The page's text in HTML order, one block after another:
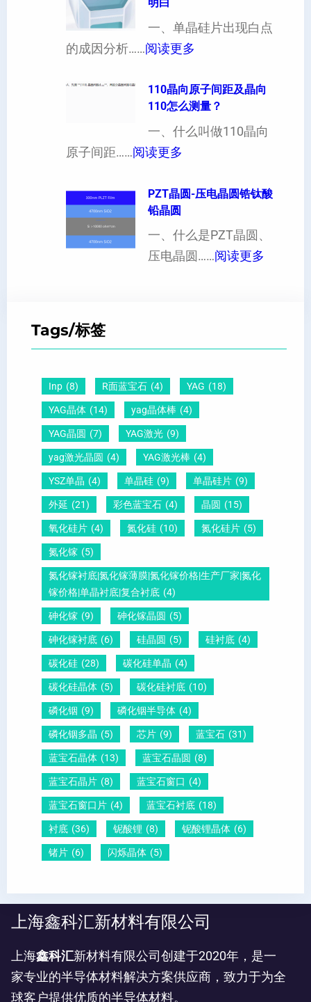
制
（
也
以
定
超
薄
硅
）
向
各
向
度
响
一、单晶硅片出现白点
的成因分析……阅读更多
晶
硅
片
白
或
者
因
？
给
你
说
明
110晶向原子间距及晶向
110怎么测量？
一、什么叫做110晶向
原子间距……阅读更多
1
晶
向
晶
向
1
1
0
怎
？
PZT晶圆-压电晶圆锆钛酸
铅晶圆
一、什么是PZT晶圆、
压电晶圆……阅读更多
晶
Tags/标签
Inp (8) R面蓝宝石 (4) YAG (18)
YAG晶体 (14) yag晶体棒 (4)
YAG晶圆 (7) YAG激光 (9)
yag激光晶圆 (4) YAG激光棒 (4)
YSZ单晶 (4) 单晶硅 (9) 单晶硅片 (9)
外延 (21) 彩色蓝宝石 (4) 晶圆 (15)
氧化硅片 (4) 氮化硅 (10) 氮化硅片 (5)
氮化镓 (5)
氮化镓衬底|氮化镓薄膜|氮化镓价格|生产厂家|氮化
镓价格|单晶衬底|复合衬底 (4)
砷化镓 (9) 砷化镓晶圆 (5)
砷化镓衬底 (6) 硅晶圆 (5) 硅衬底 (4)
碳化硅 (28) 碳化硅单晶 (4)
碳化硅晶体 (5) 碳化硅衬底 (10)
磷化铟 (9) 磷化铟半导体 (4)
磷化铟多晶 (5) 芯片 (9) 蓝宝石 (31)
蓝宝石晶体 (13) 蓝宝石晶圆 (8)
蓝宝石晶片 (8) 蓝宝石窗口 (4)
蓝宝石窗口片 (4) 蓝宝石衬底 (18)
衬底 (36) 铌酸锂 (8) 铌酸锂晶体 (6)
锗片 (6) 闪烁晶体 (5)
上海鑫科汇新材料有限公司
上海鑫科汇新材料有限公司创建于2020年，是一
家专业的半导体材料解决方案供应商，致力于为全
球客户提供优质的半导体材料。